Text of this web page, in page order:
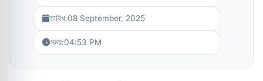
তারিখ:08 September, 2025
সময়:04:53 PM